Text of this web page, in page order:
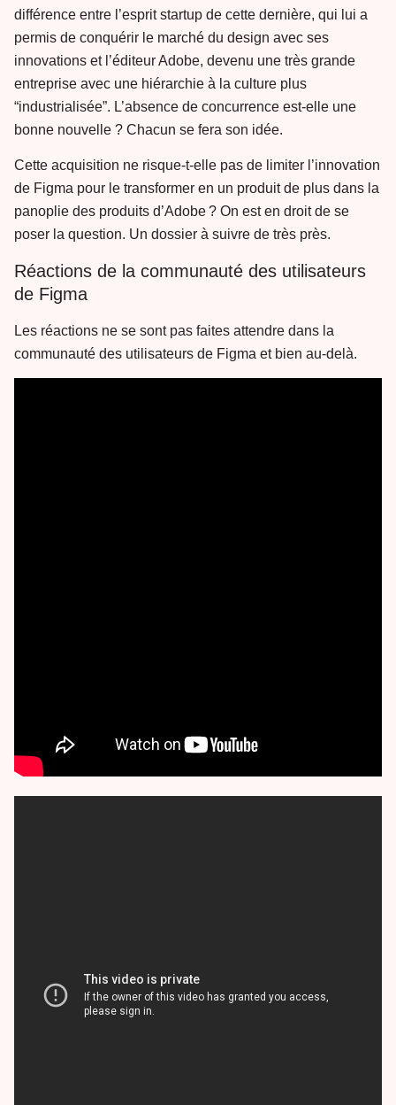
différence entre l’esprit startup de cette dernière, qui lui a
permis de conquérir le marché du design avec ses
innovations et l’éditeur Adobe, devenu une très grande
entreprise avec une hiérarchie à la culture plus
“industrialisée”. L’absence de concurrence est-elle une
bonne nouvelle ? Chacun se fera son idée.
Cette acquisition ne risque-t-elle pas de limiter l’innovation
de Figma pour le transformer en un produit de plus dans la
panoplie des produits d’Adobe ? On est en droit de se
poser la question. Un dossier à suivre de très près.
Réactions de la communauté des utilisateurs
de Figma
Les réactions ne se sont pas faites attendre dans la
communauté des utilisateurs de Figma et bien au-delà.